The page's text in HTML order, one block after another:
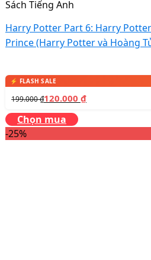
Sách Tiếng Anh
Harry Potter Part 6: Harry
Prince (Harry Potter và Hoàng
199.000₫120.000 ₫
Chọn mua
-25%